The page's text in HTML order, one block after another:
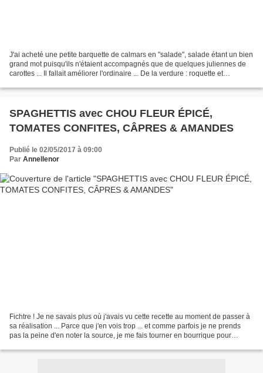
J'ai acheté une petite barquette de calmars en "salade", salade étant un bien
grand mot puisqu'ils n'étaient accompagnés que de quelques juliennes de
carottes ... Il fallait améliorer l'ordinaire ... De la verdure : roquette et
SPAGHETTIS avec CHOU FLEUR ÉPICÉ,
TOMATES CONFITES, CÂPRES & AMANDES
Publié le 02/05/2017 à 09:00
Par Annellenor
Fichtre ! Je ne savais plus où j'avais vu cette recette au moment de passer à
sa réalisation ... Parce que j'en vois trop ... et comme parfois je ne prends
pas la peine d'en noter la source, je me fais tourner en bourrique pour